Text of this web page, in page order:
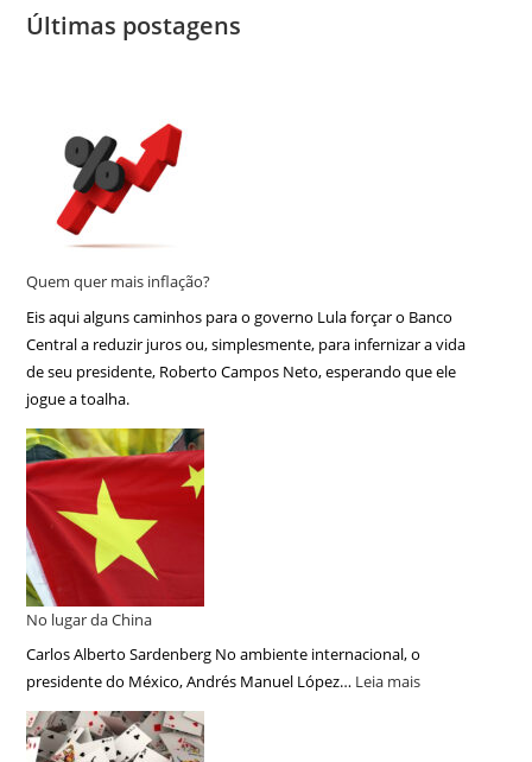
Últimas postagens
Quem quer mais inflação?
Eis aqui alguns caminhos para o governo Lula forçar o Banco
Central a reduzir juros ou, simplesmente, para infernizar a vida
de seu presidente, Roberto Campos Neto, esperando que ele
jogue a toalha.
No lugar da China
Carlos Alberto Sardenberg No ambiente internacional, o
presidente do México, Andrés Manuel López… Leia mais